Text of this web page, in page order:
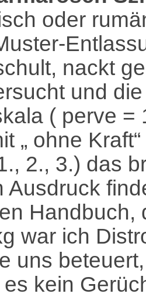
oder
nackt
und
( perve =
„ ohne
2., 3.) das
Ausdruck
war ich
uns
kein